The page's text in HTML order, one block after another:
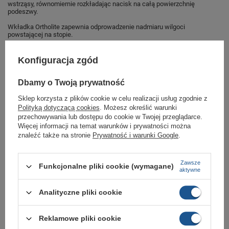
wstrząsy, równomiernie rozkładając nacisk na całą powierzchnię
podeszwy.
Wkładka Ortholite zapewnia odprowadzenie nadmiaru wilgoci
powstającej na stopie.
Idealne obuwie do każdej sportowej stylizacji.
Buty sportowe dla mężczyzn sklep
Butomania.pl
Buty sportowe od Aku w standardowym rozmiarze 42.
Zobacz jakie rozmiary są dostępne.
Kupując w naszym sklepie internetowym masz gwarancję, że towar jest
oryginalny i pochodzi z oficjalnej sieci dystrybucyjnej.
W ciągu 30 dni możesz dokonać zwrotu bądź wymiany towaru bez
podania przyczyny.
Konfiguracja zgód
Dbamy o Twoją prywatność
Sklep korzysta z plików cookie w celu realizacji usług zgodnie z
Polityką dotyczącą cookies. Możesz określić warunki
przechowywania lub dostępu do cookie w Twojej przeglądarce.
Więcej informacji na temat warunków i prywatności można
znaleźć także na stronie Prywatność i warunki Google.
Funkcjonalne pliki cookie (wymagane)
Zawsze
aktywne
Analityczne pliki cookie
Reklamowe pliki cookie